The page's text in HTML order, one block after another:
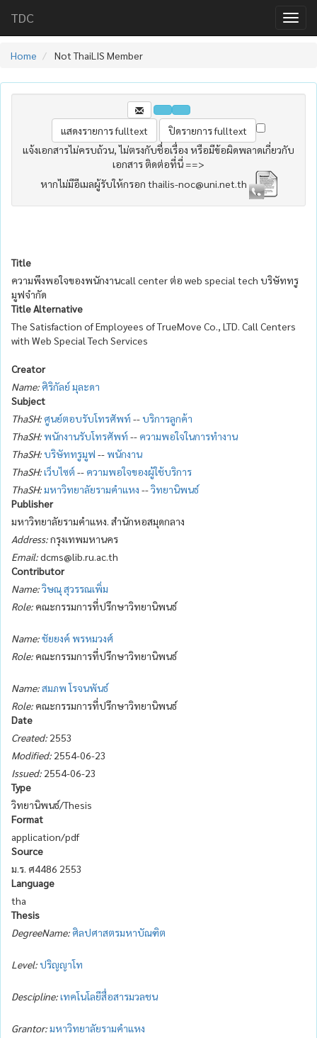
TDC
Home Not ThaiLIS Member
แจ้งเอกสารไม่ครบถ้วน, ไม่ตรงกับชื่อเรื่อง หรือมีข้อผิดพลาดเกี่ยวกับ
เอกสาร ติดต่อที่นี่ ==>
หากไม่มีอีเมลผู้รับให้กรอก thailis-noc@uni.net.th
Title
ความพึงพอใจของพนักงานcall center ต่อ web special tech บริษัททรู
มูฟจำกัด
Title Alternative
The Satisfaction of Employees of TrueMove Co., LTD. Call Centers
with Web Special Tech Services
Creator
Name: ศิริกัลย์ มุละดา
Subject
ThaSH: ศูนย์ตอบรับโทรศัพท์ --บริการลูกค้า
ThaSH:พนักงานรับโทรศัพท์ -- ความพอใจในการทำงาน
ThaSH:บริษัททรูมูฟ --พนักงาน
ThaSH:เว็บไซต์ -- ความพอใจของผู้ใช้บริการ
ThaSH:มหาวิทยาลัยรามคำแหง --วิทยานิพนธ์
Publisher
มหาวิทยาลัยรามคำแหง. สำนักหอสมุดกลาง
Address:กรุงเทพมหานคร
Email:dcms@lib.ru.ac.th
Contributor
Name:วิษณุ สุวรรณเพิ่ม
Role: คณะกรรมการที่ปรึกษาวิทยานิพนธ์
Name:ชัยยงค์ พรหมวงศ์
Role: คณะกรรมการที่ปรึกษาวิทยานิพนธ์
Name:สมภพ โรจนพันธ์
Role: คณะกรรมการที่ปรึกษาวิทยานิพนธ์
Date
Created: 2553
Modified: 2554-06-23
Issued: 2554-06-23
Type
วิทยานิพนธ์/Thesis
Format
application/pdf
Source
ม.ร. ศ4486 2553
Language
tha
Thesis
DegreeName: ศิลปศาสตรมหาบัณฑิต
Level:ปริญญาโท
Descipline:เทคโนโลยีสื่อสารมวลชน
Grantor:มหาวิทยาลัยรามคำแหง